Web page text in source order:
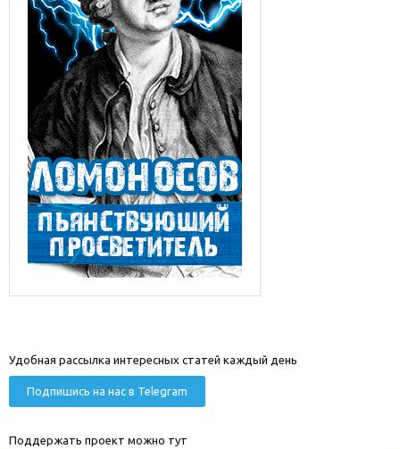
Удобная рассылка интересных статей каждый день
Подпишись на нас в Telegram
Поддержать проект можно тут